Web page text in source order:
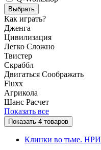
Выбрать
Как играть?
Дженга
Цивилизация
Легко Сложно
Твистер
Скраббл
Двигаться Соображать
Fluxx
Агрикола
Шанс Расчет
Показать все
Показать 4 товаров
Клинки во тьме. НРИ